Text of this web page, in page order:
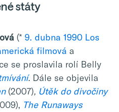
státy
(* 9. dubna 1990 Los
filmová a
se proslavila rolí Belly
. Dále se objevila
(2007), Útěk do divočiny
The Runaways